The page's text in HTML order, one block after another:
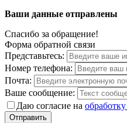
Ваши данные отправлены
Спасибо за обращение!
Форма обратной связи
Представьтесь:
Номер телефона:
Почта:
Ваше сообщение:
Даю согласие на
Отправить